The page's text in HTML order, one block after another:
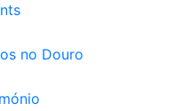
no Douro​